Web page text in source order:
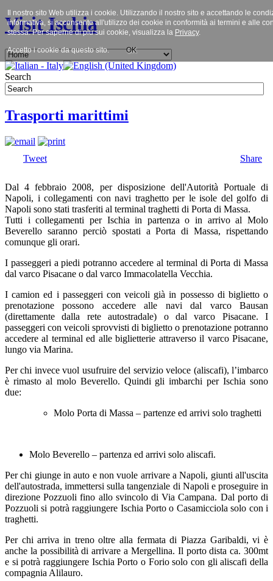
Visit Ischia
Search
Trasporti marittimi
Tweet Share
Dal 4 febbraio 2008, per disposizione dell'Autorità Portuale di
Napoli, i collegamenti con navi traghetto per le isole del golfo di
Napoli sono stati trasferiti al terminal traghetti di Porta di Massa.
Tutti i collegamenti per Ischia in partenza o in arrivo al Molo
Beverello saranno perciò spostati a Porta di Massa, rispettando
comunque gli orari.
I passeggeri a piedi potranno accedere al terminal di Porta di Massa
dal varco Pisacane o dal varco Immacolatella Vecchia.
I camion ed i passeggeri con veicoli già in possesso di biglietto o
prenotazione possono accedere alle navi dal varco Bausan
(direttamente dalla rete autostradale) o dal varco Pisacane. I
passeggeri con veicoli sprovvisti di biglietto o prenotazione potranno
accedere al terminal ed alle biglietterie attraverso il varco Pisacane,
lungo via Marina.
Per chi invece vuol usufruire del servizio veloce (aliscafi), l’imbarco
è rimasto al molo Beverello. Quindi gli imbarchi per Ischia sono
due:
Molo Porta di Massa – partenze ed arrivi solo traghetti
Molo Beverello – partenza ed arrivi solo aliscafi.
Per chi giunge in auto e non vuole arrivare a Napoli, giunti all'uscita
dell'autostrada, immettersi sulla tangenziale di Napoli e proseguire in
direzione Pozzuoli fino allo svincolo di Via Campana. Dal porto di
Pozzuoli si potrà raggiungere Ischia Porto o Casamicciola solo con i
traghetti.
Per chi arriva in treno oltre alla fermata di Piazza Garibaldi, vi è
anche la possibilità di arrivare a Mergellina. Il porto dista ca. 300mt
e si potrà raggiungere Ischia Porto o Forio solo con gli aliscafi della
compagnia Alilauro.
Il nostro sito Web utilizza i cookie. Utilizzando il nostro sito e accettando le
informativa, si acconsente all'utilizzo dei cookie in conformità ai termini e alle
stessa. Per saperne di più sui cookie, visualizza la Privacy.
Accetto i cookie da questo sito. OK